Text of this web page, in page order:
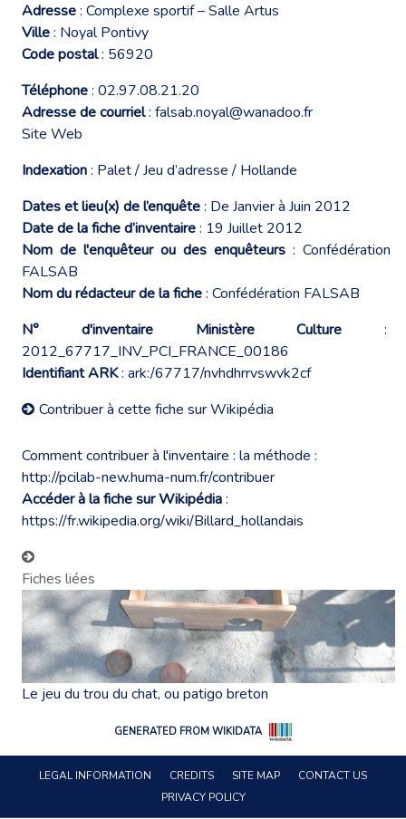
Adresse: Complexe sportif – Salle Artus
Ville: Noyal Pontivy
Code postal: 56920
Téléphone: 02.97.08.21.20
Adresse de courriel: falsab.noyal@wanadoo.fr
Site Web
Indexation: Palet / Jeu d’adresse / Hollande
Dates et lieu(x) de l’enquête: De Janvier à Juin 2012
Date de la fiche d’inventaire: 19 Juillet 2012
Nom de l'enquêteur ou des enquêteurs : Confédération
FALSAB
Nom du rédacteur de la fiche: Confédération FALSAB
N° d'inventaire Ministère Culture :
2012_67717_INV_PCI_FRANCE_00186
Identifiant ARK: ark:/67717/nvhdhrrvswvk2cf
Contribuer à cette fiche sur Wikipédia
Comment contribuer à l'inventaire : la méthode :
http://pcilab-new.huma-num.fr/contribuer
Accéder à la fiche sur Wikipédia:
https://fr.wikipedia.org/wiki/Billard_hollandais
Fiches liées
Le jeu du trou du chat, ou patigo breton
GENERATED FROM WIKIDATA
LEGAL INFORMATION CREDITS SITE MAP
CONTACT US
PRIVACY POLICY